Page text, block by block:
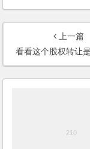
上一篇
看看这个股权转让是否有效？存在